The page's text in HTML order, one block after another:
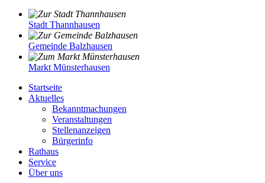
Stadt Thannhausen
Gemeinde Balzhausen
Markt Münsterhausen
Startseite
Aktuelles
Bekanntmachungen
Veranstaltungen
Stellenanzeigen
Bürgerinfo
Rathaus
Service
Über uns